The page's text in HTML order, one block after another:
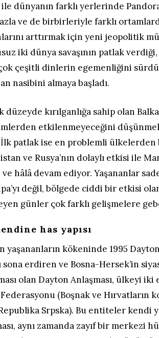
ile dünyanın farklı yerlerinde
ve de birbirleriyle farklı
arttırmak için yeni jeopolitik
iki dünya savaşının patlak verdiği,
çeşitli dinlerin egemenliğini
nasibini almaya başladı.
düzeyde kırılganlığa sahip olan
etkilenmeyeceğini
patlak ise en problemli ülkelerden
ve Rusya’nın dolaylı etkisi ile
hâlâ devam ediyor. Yaşananlar
değil, bölgede ciddi bir etkisi
günler çok farklı gelişmelere
has yapısı
yaşananların kökeninde 1995
sona erdiren ve Bosna-Hersek’in
olan Dayton Anlaşması, ülkeyi
(Boşnak ve Hırvatların
Srpska). Bu entiteler kendi
aynı zamanda zayıf bir merkezi